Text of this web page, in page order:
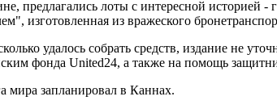
предлагались лоты с интересной историей
изготовленная из вражеского
удалось собрать средств, издание не
фонда United24, а также на помощь
запланировал в Каннах.